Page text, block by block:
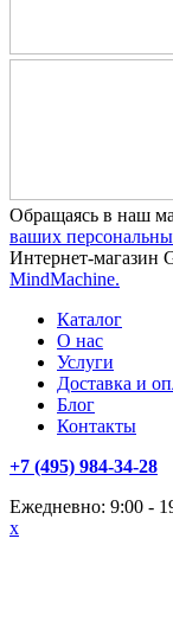
Обращаясь в наш
ваших
Интернет-магазин
MindMachine.
Каталог
О нас
Услуги
Доставка и
Блог
Контакты
+7 (495) 984-34-28
Ежедневно: 9:00 -
x